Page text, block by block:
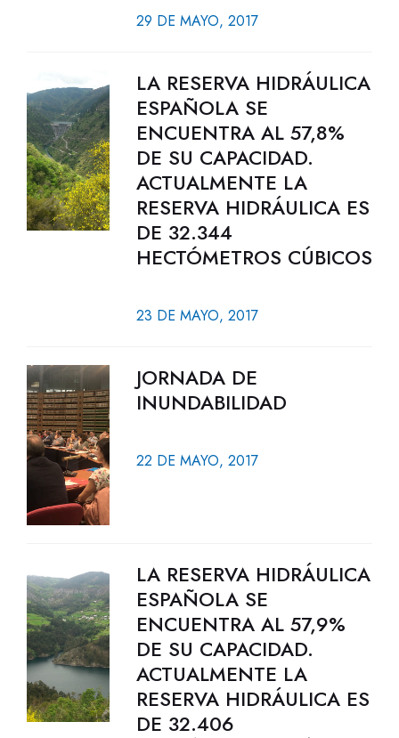
29 DE MAYO, 2017
LA RESERVA HIDRÁULICA
ESPAÑOLA SE
ENCUENTRA AL 57,8%
DE SU CAPACIDAD.
ACTUALMENTE LA
RESERVA HIDRÁULICA ES
DE 32.344
HECTÓMETROS CÚBICOS
23 DE MAYO, 2017
JORNADA DE
INUNDABILIDAD
22 DE MAYO, 2017
LA RESERVA HIDRÁULICA
ESPAÑOLA SE
ENCUENTRA AL 57,9%
DE SU CAPACIDAD.
ACTUALMENTE LA
RESERVA HIDRÁULICA ES
DE 32.406